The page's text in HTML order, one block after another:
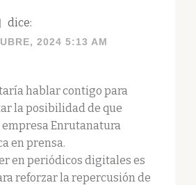
dice:
2024 5:13 AM
hablar contigo para
la posibilidad de que
empresa Enrutanatura
en prensa.
en periódicos digitales es
reforzar la repercusión de